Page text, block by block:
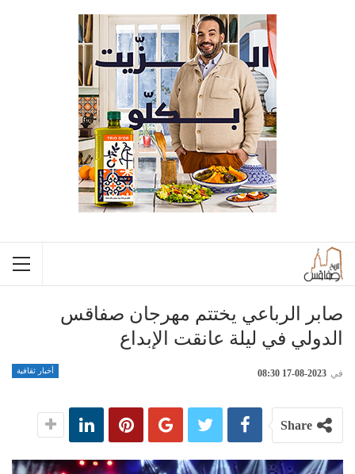
صابر الرباعي يختتم مهرجان صفاقس
الدولي في ليلة عانقت الإبداع
أخبار ثقافية في 2023-08-17 08:30
Share